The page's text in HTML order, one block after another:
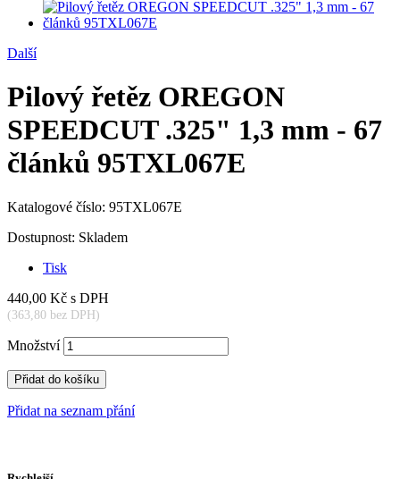
Další
Pilový řetěz OREGON
SPEEDCUT .325" 1,3 mm - 67
článků 95TXL067E
Katalogové číslo: 95TXL067E
Dostupnost: Skladem
Tisk
440,00 Kč s DPH
(363,80 bez DPH)
Množství
Přidat do košíku
Přidat na seznam přání